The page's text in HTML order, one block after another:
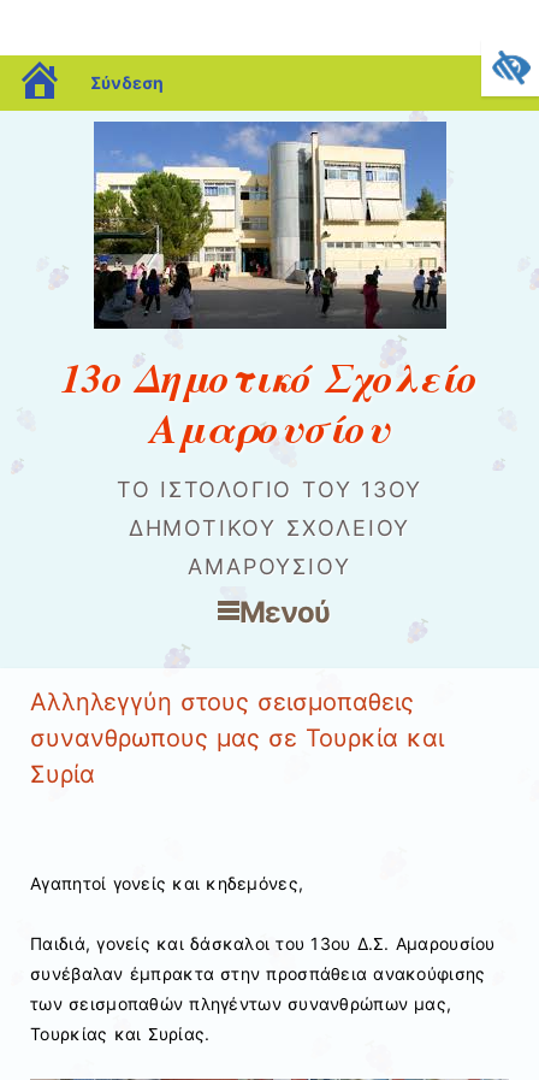
blogs.sch.gr
Σύνδεση
13ο Δημοτικό Σχολείο
Αμαρουσίου
ΤΟ ΙΣΤΟΛΌΓΙΟ ΤΟΥ 13ΟΥ
ΔΗΜΟΤΙΚΟΎ ΣΧΟΛΕΊΟΥ
ΑΜΑΡΟΥΣΊΟΥ
Μενού
Μετάβαση στο περιεχόμενο
Αλληλεγγύη στους σεισμοπαθεις
συνανθρωπους μας σε Τουρκία και
Συρία
Αγαπητοί γονείς και κηδεμόνες,
Παιδιά, γονείς και δάσκαλοι του 13ου Δ.Σ. Αμαρουσίου
συνέβαλαν έμπρακτα στην προσπάθεια ανακούφισης
των σεισμοπαθών πληγέντων συνανθρώπων μας,
Τουρκίας και Συρίας.